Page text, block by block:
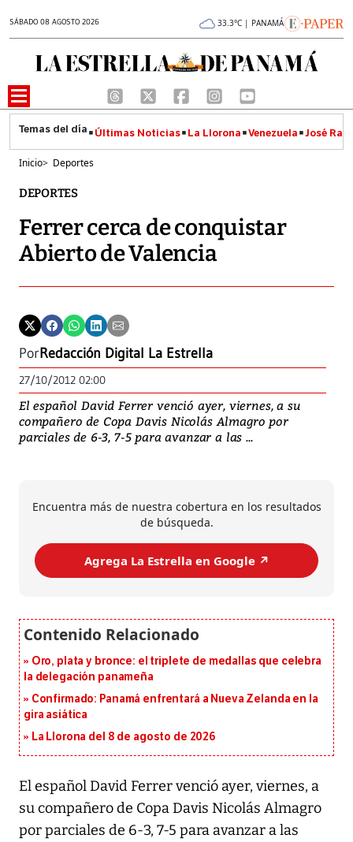
SÁBADO 08 AGOSTO 2026 33.3°C | PANAMÁ
Últimas Noticias La Llorona Venezuela José
Inicio> Deportes
DEPORTES
Ferrer cerca de conquistar
Abierto de Valencia
PorRedacción Digital La Estrella
27/10/2012 02:00
El español David Ferrer venció ayer, viernes, a su
compañero de Copa Davis Nicolás Almagro por
parciales de 6-3, 7-5 para avanzar a las ...
Encuentra más de nuestra cobertura en los resultados
de búsqueda.
Agrega La Estrella en Google ↗️
Oro, plata y bronce: el triplete de medallas que celebra
la delegación panameña
Confirmado: Panamá enfrentará a Nueva Zelanda en la
gira asiática
La Llorona del 8 de agosto de 2026
El español David Ferrer venció ayer, viernes, a
su compañero de Copa Davis Nicolás Almagro
por parciales de 6-3, 7-5 para avanzar a las